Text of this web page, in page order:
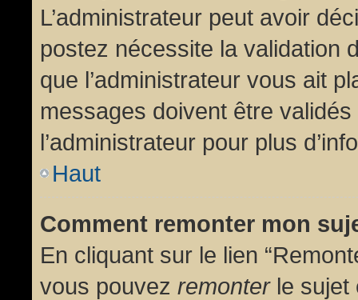
L’administrateur peut avoir
postez nécessite la validation
que l’administrateur vous ait
messages doivent être
l’administrateur pour plus
Haut
Comment remonter mon
En cliquant sur le lien
vous pouvez remonterle sujet